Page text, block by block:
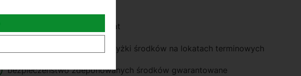
dowolna forma wpłat i wypłat
możliwość ulokowania nadwyżki środków na lokatach terminowych
bezpieczeństwo zdeponowanych środków gwarantowane